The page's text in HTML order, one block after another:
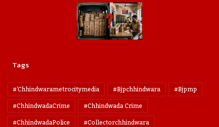
Tags
#'chhindwarametrocitymedia #bjpchhindwara
#bjpmp
#ChhindwadaCrime
#Chhindwada Crime
#ChhindwadaPolice
#collectorchhindwara